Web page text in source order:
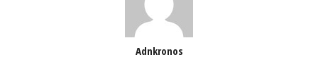
Adnkronos